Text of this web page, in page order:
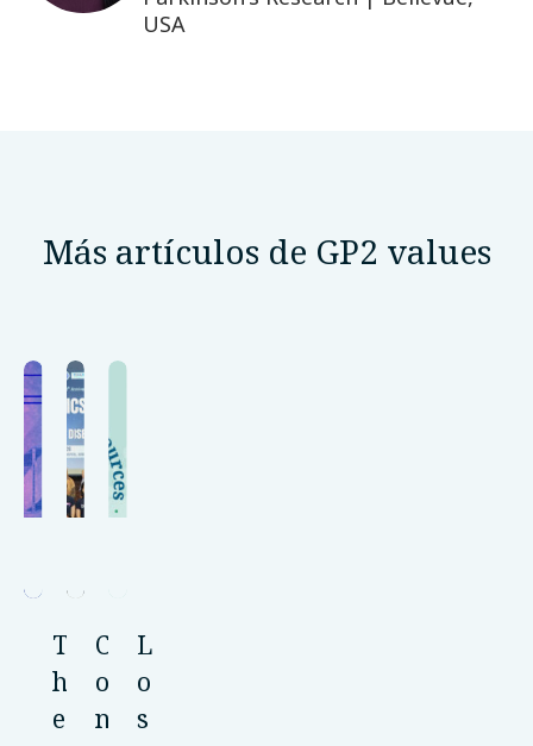
USA
Más artículos de GP2 values
T
h
e
C
o
n
L
o
s